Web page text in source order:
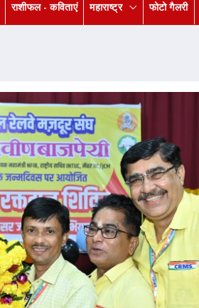
राशीफल - कविताएं महाराष्ट्र फोटो गैलरी